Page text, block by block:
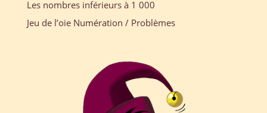
Les nombres inférieurs à 1 000
Jeu de l’oie Numération / Problèmes